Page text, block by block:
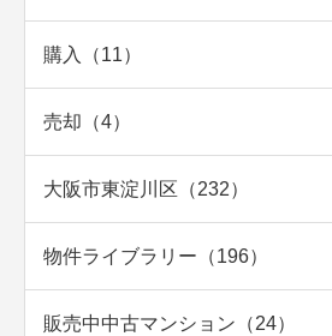
購入（11）
売却（4）
大阪市東淀川区（232）
物件ライブラリー（196）
販売中中古マンション（24）